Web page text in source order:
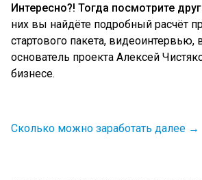
Интересно?! Тогда посмотрите
них вы найдёте подробный расчёт
стартового пакета, видеоинтервью,
основатель проекта Алексей
бизнесе.
Сколько можно заработать далее →